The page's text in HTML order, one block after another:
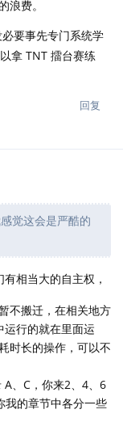
浪费。
要事先专门系统学
拿 TNT 擂台赛练
回复
觉这会是严酷的
相当大的自主权，
不搬迁，在相关地方
行的就在里面运
时长的操作，可以不
、C，你来2、4、6
我的章节中各分一些